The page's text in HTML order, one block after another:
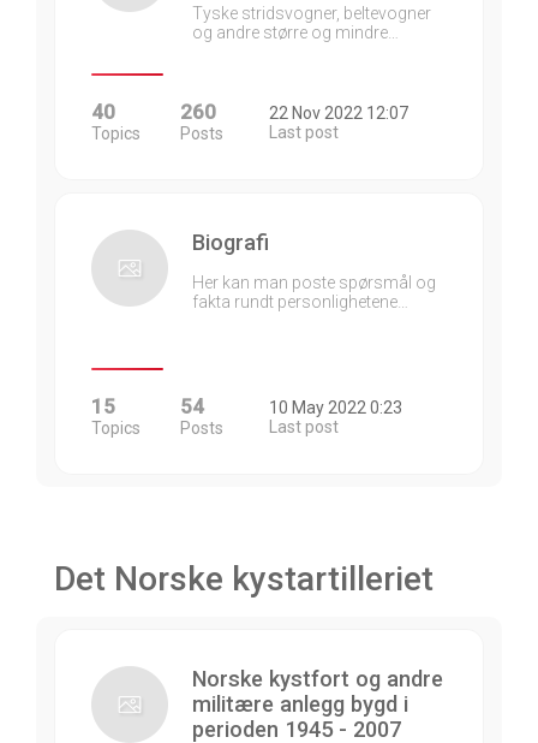
Tyske stridsvogner, beltevogner
og andre større og mindre…
40
Topics
260
Posts
22 Nov 2022 12:07
Last post
Biografi
Her kan man poste spørsmål og
fakta rundt personlighetene…
15
Topics
54
Posts
10 May 2022 0:23
Last post
Det Norske kystartilleriet
Norske kystfort og andre
militære anlegg bygd i
perioden 1945 - 2007